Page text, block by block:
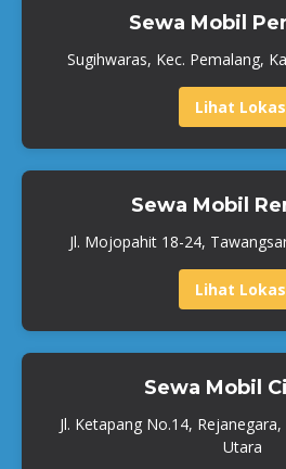
Sewa Mobil
Sugihwaras, Kec. Pemalang,
Lihat
Sewa Mobil
Jl. Mojopahit 18-24,
Lihat
Sewa Mobil
Jl. Ketapang No.14,
Utara